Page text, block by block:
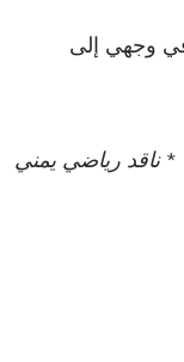
في وجهي إلى
* ناقد رياضي يمني